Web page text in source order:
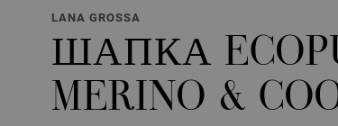
LANA GROSSA
ШАПКА
MERINO &